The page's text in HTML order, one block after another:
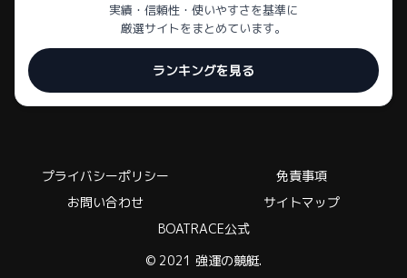
実績・信頼性・使いやすさを基準に
厳選サイトをまとめています。
ランキングを見る
プライバシーポリシー
免責事項
お問い合わせ
サイトマップ
BOATRACE公式
© 2021 強運の競艇.